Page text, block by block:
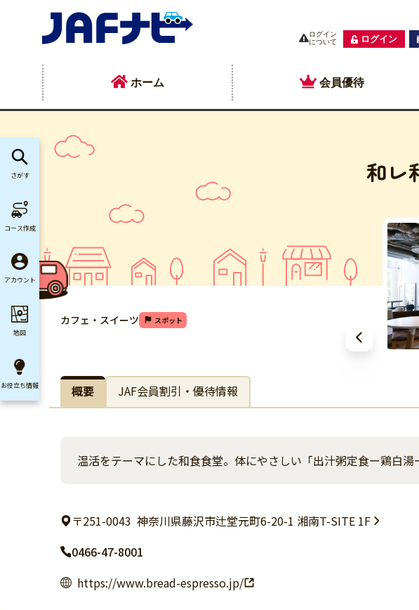
ログイン
について
ログイン
ホーム 会員優待
和レ
カフェ・スイーツ スポット
概要 JAF会員割引・優待情報
温活をテーマにした和食食堂。体にやさしい「出汁粥定食ー鶏白
〒251-0043 神奈川県藤沢市辻堂元町6-20-1 湘南T-SITE 1F
0466-47-8001
https://www.bread-espresso.jp/
さがす
コース作成
アカウント
地図
お役立ち情報